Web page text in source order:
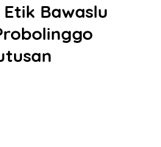
Bawaslu